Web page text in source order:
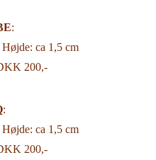
:
ca 1,5 cm
200,-
:
ca 1,5 cm
200,-